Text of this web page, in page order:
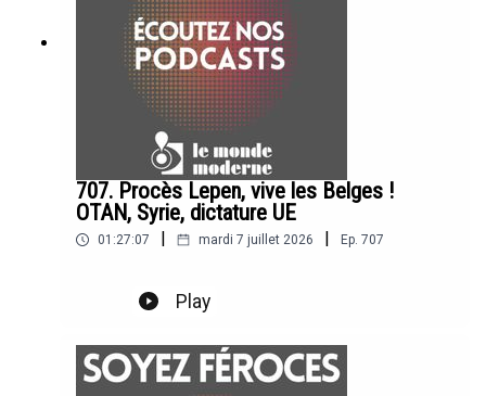
707. Procès Lepen, vive les Belges !
OTAN, Syrie, dictature UE
01:27:07 | mardi 7 juillet 2026 | Ep. 707
Play